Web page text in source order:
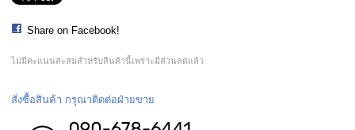
Share on Facebook!
ไม่มีคะแนนสะสมสำหรับสินค้านี้เพราะมีส่วนลดแล้ว
สั่งซื้อสินค้า กรุณาติดต่อฝ่ายขาย